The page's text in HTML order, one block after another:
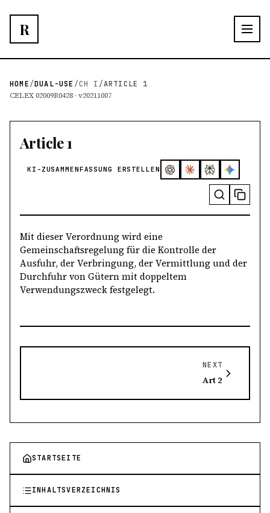
R
HOME/DUAL-USE /CH I /ARTICLE 1
CELEX 02009R0428 · v20211007
STARTSEITE
INHALTSVERZEICHNIS
Article 1
KI-ZUSAMMENFASSUNG ERSTELLEN
Mit dieser Verordnung wird eine
Gemeinschaftsregelung für die Kontrolle der
Ausfuhr, der Verbringung, der Vermittlung und der
Durchfuhr von Gütern mit doppeltem
Verwendungszweck festgelegt.
NEXT
Art 2